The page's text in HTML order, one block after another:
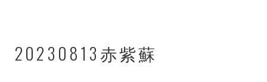
20230813赤紫蘇